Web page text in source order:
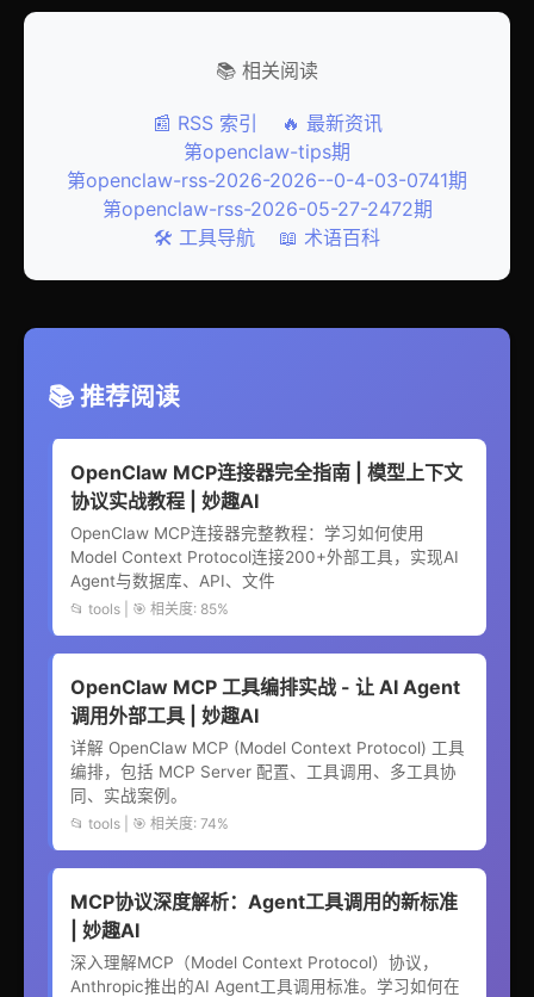
📚 相关阅读
📰 RSS 索引
🔥 最新资讯
第openclaw-tips期
第openclaw-rss-2026-2026--0-4-03-0741期
第openclaw-rss-2026-05-27-2472期
🛠️ 工具导航
📖 术语百科
📚 推荐阅读
OpenClaw MCP连接器完全指南 | 模型上下文
协议实战教程 | 妙趣AI
OpenClaw MCP连接器完整教程：学习如何使用
Model Context Protocol连接200+外部工具，实现AI
Agent与数据库、API、文件
📂 tools | 🎯 相关度: 85%
OpenClaw MCP 工具编排实战 - 让 AI Agent
调用外部工具 | 妙趣AI
详解 OpenClaw MCP (Model Context Protocol) 工具
编排，包括 MCP Server 配置、工具调用、多工具协
同、实战案例。
📂 tools | 🎯 相关度: 74%
MCP协议深度解析：Agent工具调用的新标准
| 妙趣AI
深入理解MCP（Model Context Protocol）协议，
Anthropic推出的AI Agent工具调用标准。学习如何在